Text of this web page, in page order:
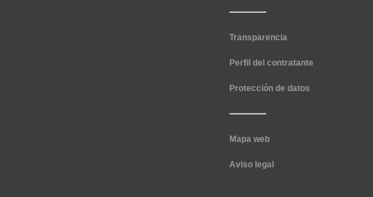
Transparencia
Perfil del contratante
Protección de datos
Mapa web
Aviso legal